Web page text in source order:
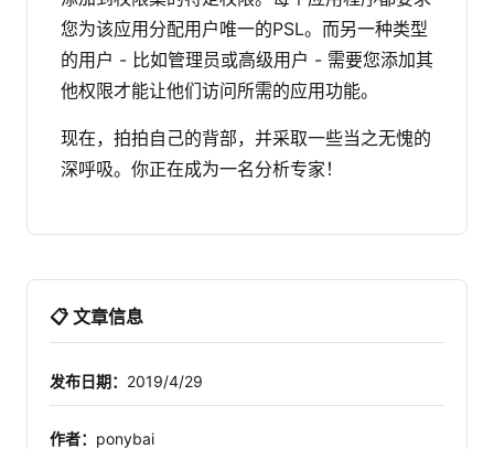
您为该应用分配用户唯一的PSL。而另一种类型
的用户 - 比如管理员或高级用户 - 需要您添加其
他权限才能让他们访问所需的应用功能。
现在，拍拍自己的背部，并采取一些当之无愧的
深呼吸。你正在成为一名分析专家！
📋 文章信息
发布日期： 2019/4/29
作者： ponybai